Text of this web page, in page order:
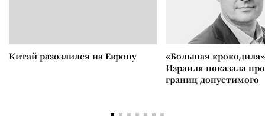
Китай разозлился на Европу
«Большая
Израиля показала
границ допустимого